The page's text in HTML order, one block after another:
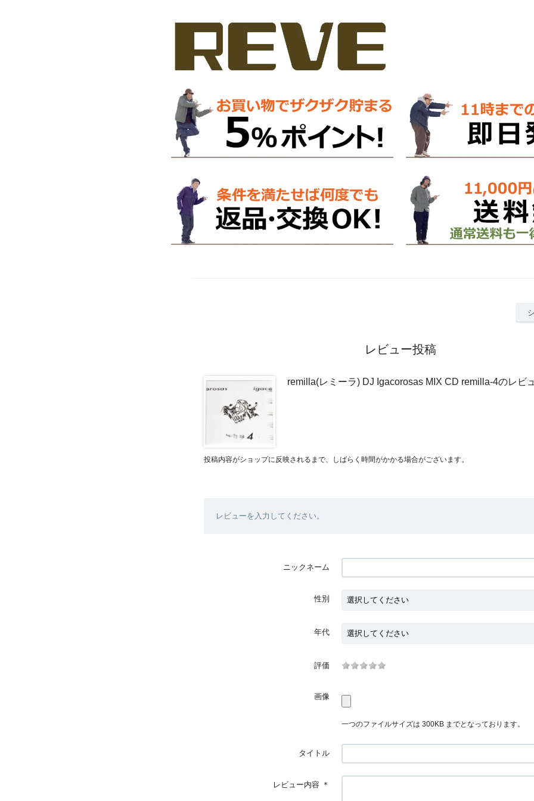
レビュー投稿
remilla(レミーラ) DJ Igacorosas MIX CD remilla-4のレビ
投稿内容がショップに反映されるまで、しばらく時間がかかる場合がございます。
レビューを入力してください。
ニックネーム
性別
年代
評価
画像
一つのファイルサイズは 300KB までとなっております。
タイトル
レビュー内容 ＊